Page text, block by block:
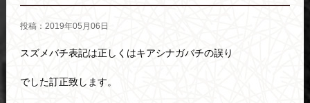
投稿：2019年05月06日
スズメバチ表記は正しくはキアシナガバチの誤り
でした訂正致します。